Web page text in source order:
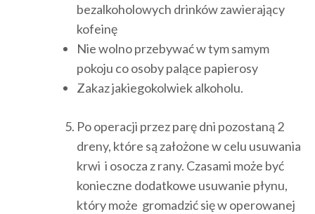
bezalkoholowych drinków zawierający
kofeinę
Nie wolno przebywać w tym samym
pokoju co osoby palące papierosy
Zakaz jakiegokolwiek alkoholu.
Po operacji przez parę dni pozostaną 2
dreny, które są założone w celu usuwania
krwi i osocza z rany. Czasami może być
konieczne dodatkowe usuwanie płynu,
który może gromadzić się w operowanej